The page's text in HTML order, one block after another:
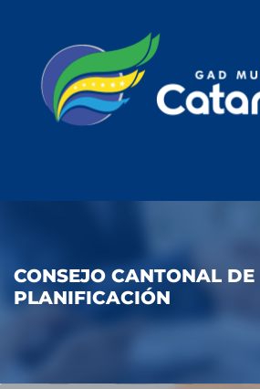
CONSEJO CANTONAL DE
PLANIFICACIÓN